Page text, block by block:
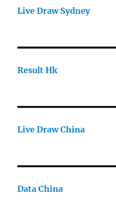
Live Draw Sydney
Result Hk
Live Draw China
Data China